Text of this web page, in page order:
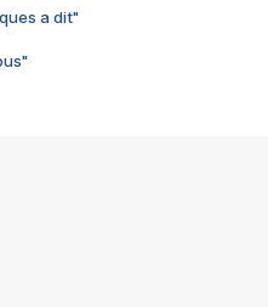
a dit"